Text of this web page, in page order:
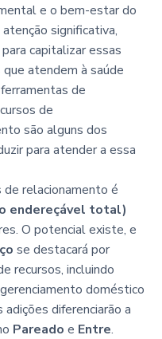
e o bem-estar do
significativa,
capitalizar essas
atendem à saúde
de
de
são alguns dos
para atender a essa
relacionamento é
endereçável total)
O potencial existe, e
se destacará por
recursos, incluindo
doméstico
diferenciarão a
Pareado e Entre.